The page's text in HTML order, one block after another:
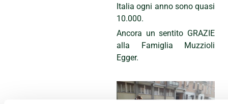
Italia ogni anno sono quasi
10.000.
Ancora un sentito GRAZIE
alla Famiglia Muzzioli
Egger.